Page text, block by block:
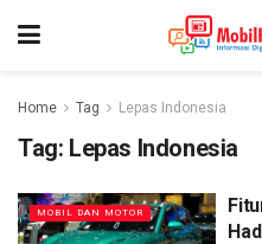
Home Tag Lepas Indonesia
Tag: Lepas Indonesia
MOBIL DAN MOTOR